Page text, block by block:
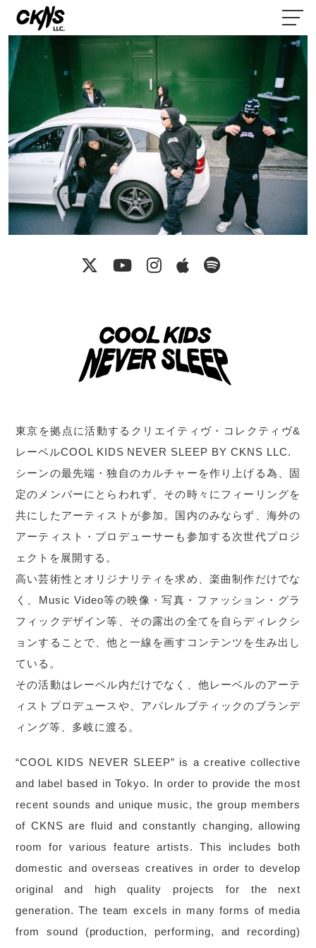
東京を拠点に活動するクリエイティヴ・コレクティヴ&
レーベルCOOL KIDS NEVER SLEEP BY CKNS LLC.
シーンの最先端・独自のカルチャーを作り上げる為、固
定のメンバーにとらわれず、その時々にフィーリングを
共にしたアーティストが参加。国内のみならず、海外の
アーティスト・プロデューサーも参加する次世代プロジ
ェクトを展開する。
高い芸術性とオリジナリティを求め、楽曲制作だけでな
く、Music Video等の映像・写真・ファッション・グラ
フィックデザイン等、その露出の全てを自らディレクシ
ョンすることで、他と一線を画すコンテンツを生み出し
ている。
その活動はレーベル内だけでなく、他レーベルのアーテ
ィストプロデュースや、アパレルブティックのブランデ
ィング等、多岐に渡る。
“COOL KIDS NEVER SLEEP” is a creative collective
and label based in Tokyo. In order to provide the most
recent sounds and unique music, the group members
of CKNS are fluid and constantly changing, allowing
room for various feature artists. This includes both
domestic and overseas creatives in order to develop
original and high quality projects for the next
generation. The team excels in many forms of media
from sound (production, performing, and recording)